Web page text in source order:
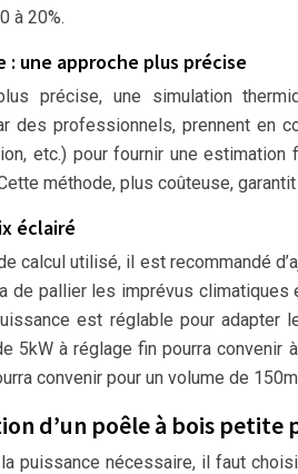
à 20%.
une approche plus précise
précise, une simulation
des professionnels, prennent en
etc.) pour fournir une
méthode, plus coûteuse,
éclairé
calcul utilisé, il est recommandé
de pallier les imprévus
est réglable pour adapter
5kW à réglage fin pourra
convenir pour un volume de
d’un poêle à bois
puissance nécessaire, il faut